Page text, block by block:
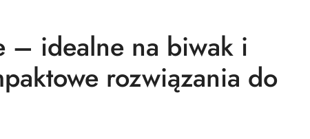
– idealne na biwak i
rozwiązania do